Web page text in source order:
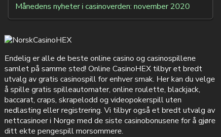
Månedens nyheter i casinoverden: november 2020
Endelig er alle de beste online casino og casinospillene
samlet på samme sted! Online CasinoHEX tilbyr et bredt
utvalg av gratis casinospill for enhver smak. Her kan du velge
å spille gratis spilleautomater, online roulette, blackjack,
baccarat, craps, skrapelodd og videopokerspill uten
nedlasting eller registrering. Vi tilbyr også et bredt utvalg av
nettcasinoer i Norge med de siste casinobonusene for å gjøre
ditt ekte pengespill morsommere.